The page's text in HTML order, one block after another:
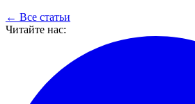
← Все статьи
Читайте нас: